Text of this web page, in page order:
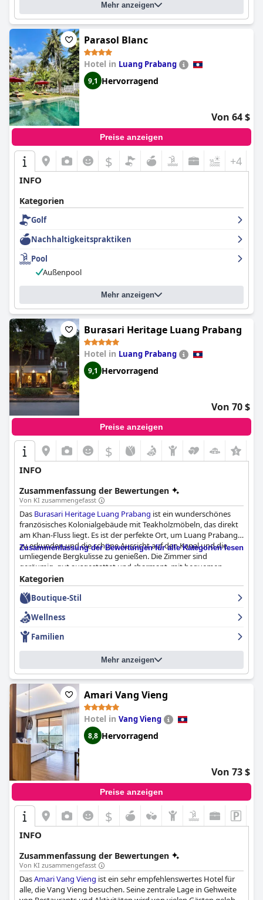
Mehr anzeigen
Parasol Blanc
Hotel in Luang Prabang
9,1 Hervorragend
Von 64 $
Preise anzeigen
$ +4
INFO
Kategorien
Golf
Nachhaltigkeitspraktiken
Pool
Außenpool
Mehr anzeigen
Burasari Heritage Luang Prabang
Hotel in Luang Prabang
9,1 Hervorragend
Von 70 $
Preise anzeigen
$
INFO
Zusammenfassung der Bewertungen
Von KI zusammengefasst
Das Burasari Heritage Luang Prabang ist ein wunderschönes
französisches Kolonialgebäude mit Teakholzmöbeln, das direkt
am Khan-Fluss liegt. Es ist der perfekte Ort, um Luang Prabang
zu erkunden und die schöne Aussicht auf den Kanal und die
umliegende Bergkulisse zu genießen. Die Zimmer sind
geräumig, gut ausgestattet und charmant, mit bequemen
Betten und ausgezeichneten Annehmlichkeiten. Das Personal ist
außergewöhnlich, mit herausragenden Mitarbeitern wie
Phaeng, die alles tun, um den Gästen einen tollen Aufenthalt zu
ermöglichen. Das Personal ist freundlich, zuvorkommend und
sehr entgegenkommend, was zu einem unvergesslichen
Erlebnis führt. Insgesamt ist das
Prabangein wunderbares Hotel mit einer erstklassigen Lage,
schönen Zimmern und außergewöhnlichem Personal.
Zusammenfassung der Bewertungen für alle Kategorien lesen
Kategorien
Boutique-Stil
Wellness
Familien
Mehr anzeigen
Amari Vang Vieng
Hotel in Vang Vieng
8,8 Hervorragend
Von 73 $
Preise anzeigen
$
INFO
Zusammenfassung der Bewertungen
Von KI zusammengefasst
DasAmari Vang Vieng ist ein sehr empfehlenswertes Hotel für
alle, die Vang Vieng besuchen. Seine zentrale Lage in Gehweite